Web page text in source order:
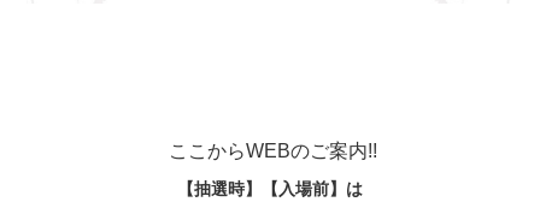
ここからWEBのご案内!!
【抽選時】 【入場前】は